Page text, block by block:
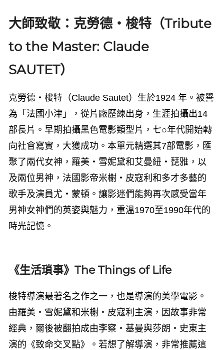
大師致敬：克勞德・梭特（Tribute
to the Master: Claude
SAUTET）
克勞德・梭特（Claude Sautet） 生於1924 年。被譽
為「法國小津」，從片廠歷練出身，生涯拍攝出14
部長片。早期拍攝黑色電影類型片，七○年代開始轉
向社會寫實，大獲成功。本單元精選其7部電影，匯
聚了兩代女神，羅美・雪妮黛和艾曼紐・琵雅，以
及兩位男神，法國影帝米榭・皮寇利和多才多藝的
歌手及演員尤・蒙頓。讓影迷們能夠再次感受當年
男神女神們的英姿與魅力，重溫1970至1990年代的
時光記憶。
《生活瑣事》The Things of Life
梭特導演最著名之作之一，也是導演的美學電影。
由羅美・雪妮黛和米榭・皮寇利主演，因故事非常
經典，爾後被翻拍成由李察・基曼與莎朗・史東主
演的《致命交叉點》。若想了解導演，非常推薦這